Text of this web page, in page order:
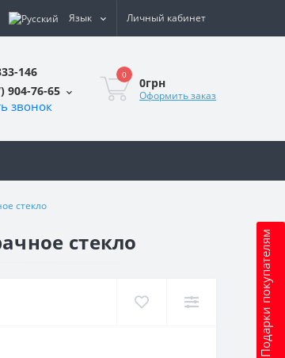
Язык Личный кабинет
146
904-76-65
звонок
0
0грн
Оформить заказ
Подарки покупателям
стекло
стекло